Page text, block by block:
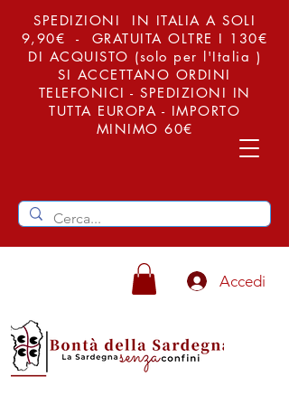
SPEDIZIONI IN ITALIA A SOLI
9,90€ - GRATUITA OLTRE I 130€
DI ACQUISTO (solo per l'Italia )
SI ACCETTANO ORDINI
TELEFONICI - SPEDIZIONI IN
TUTTA EUROPA - IMPORTO
MINIMO 60€
Accedi